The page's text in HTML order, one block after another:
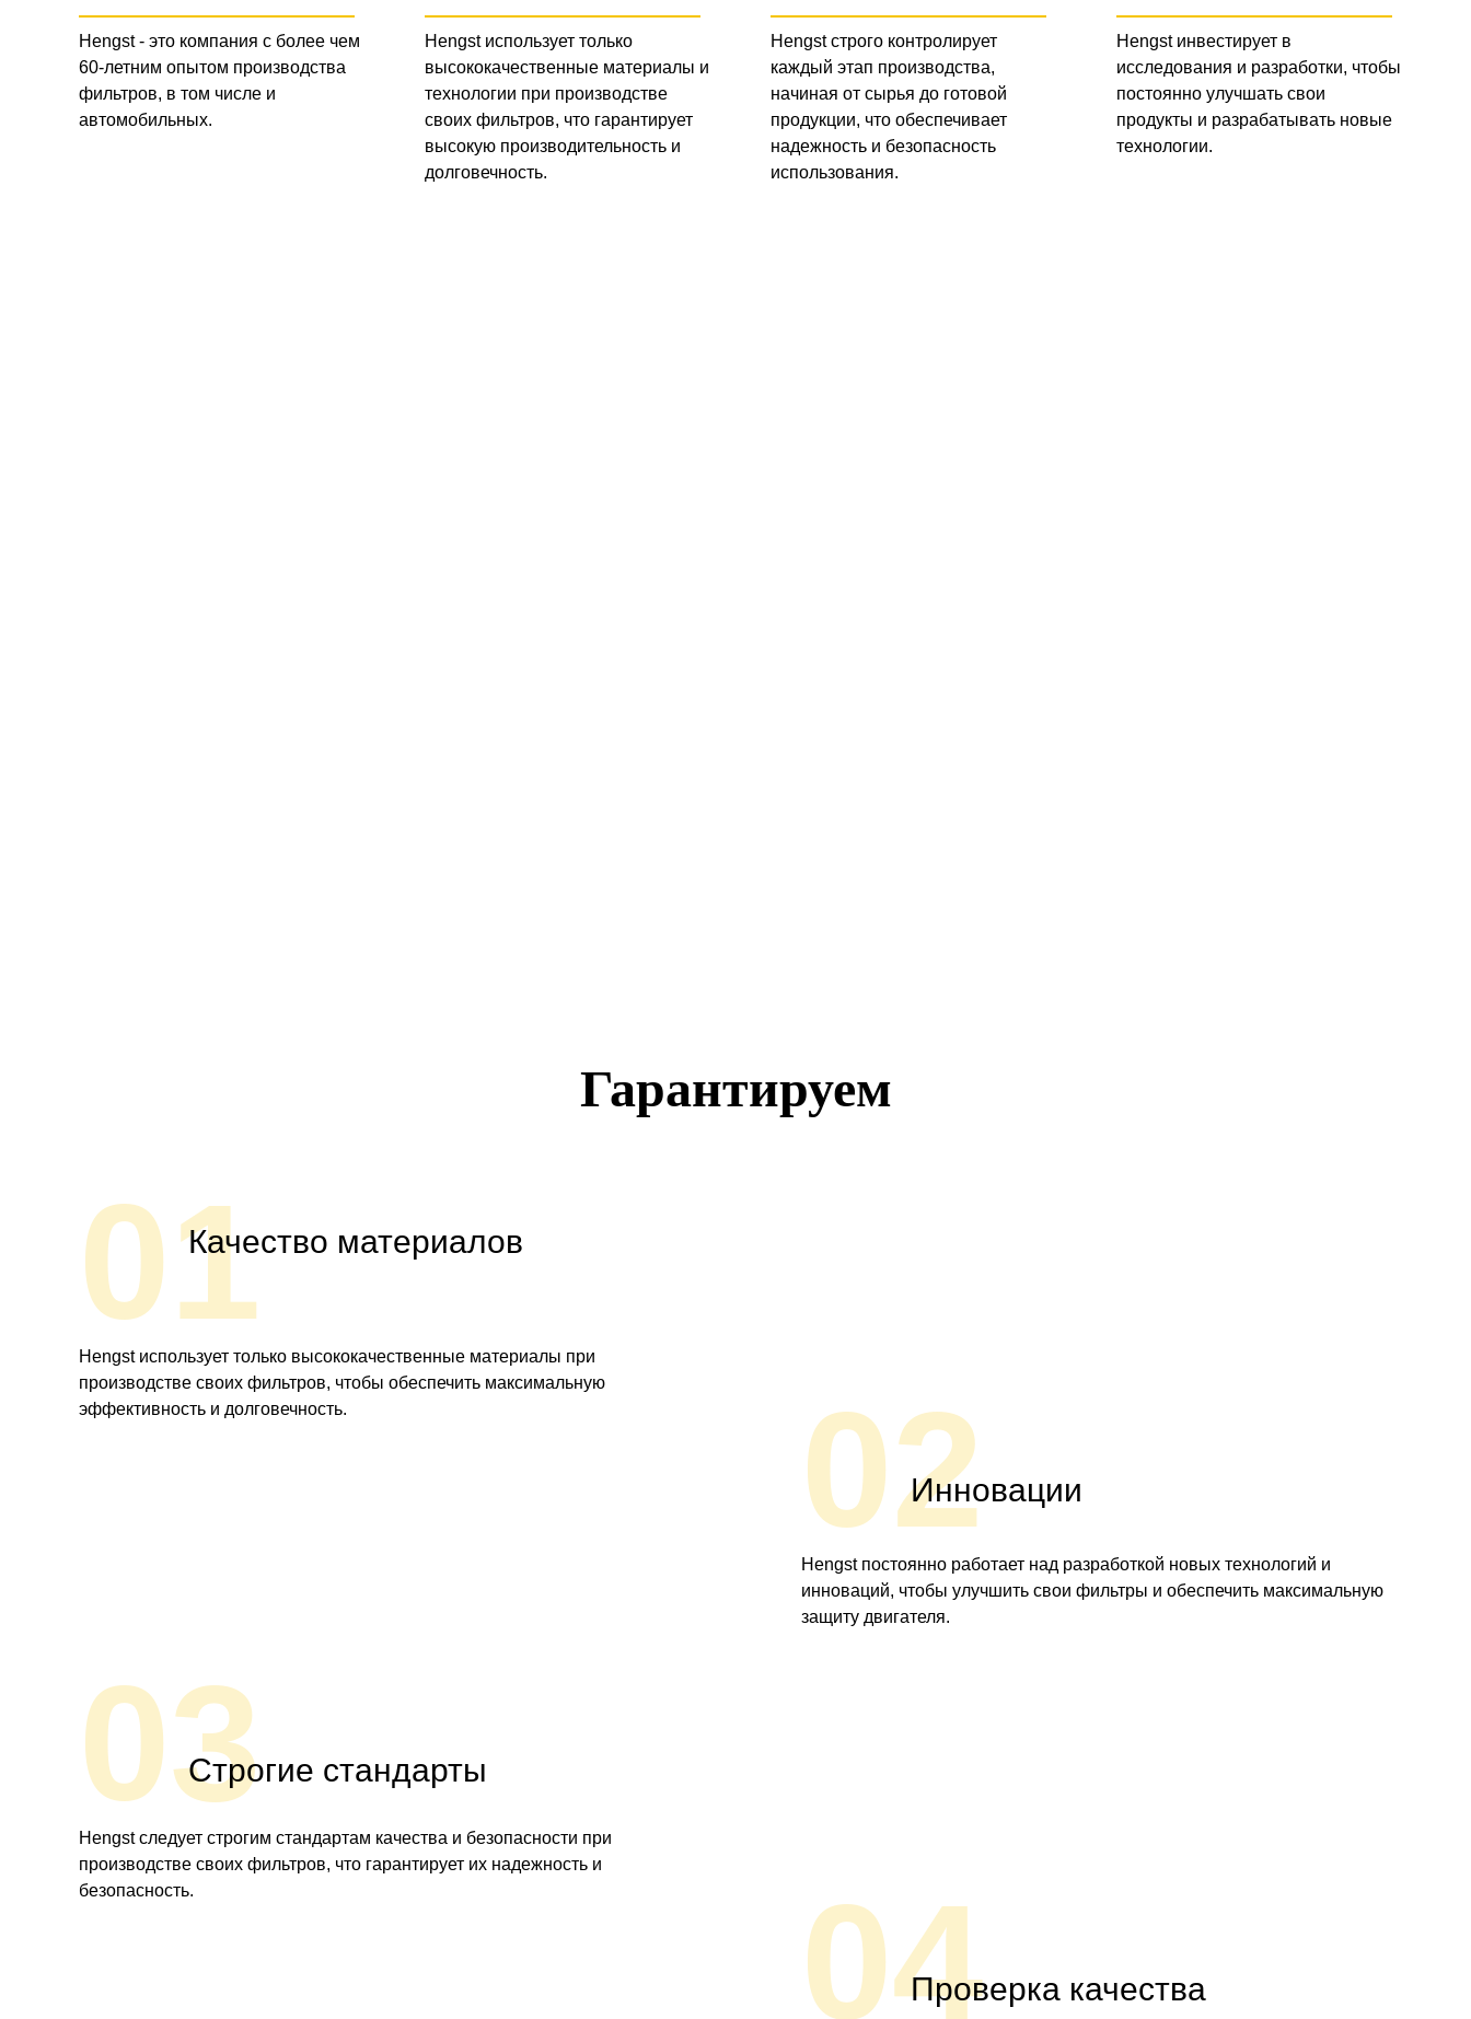
Hengst - это компания с более чем
60-летним опытом производства
фильтров, в том числе и
автомобильных.
Hengst использует только
высококачественные материалы и
технологии при производстве
своих фильтров, что гарантирует
высокую производительность и
долговечность.
Hengst строго контролирует
каждый этап производства,
начиная от сырья до готовой
продукции, что обеспечивает
надежность и безопасность
использования.
Hengst инвестирует в
исследования и разработки, чтобы
постоянно улучшать свои
продукты и разрабатывать новые
технологии.
Гарантируем
01Качество материалов
Hengst использует только высококачественные материалы при
производстве своих фильтров, чтобы обеспечить максимальную
эффективность и долговечность.
02Инновации
Hengst постоянно работает над разработкой новых технологий и
инноваций, чтобы улучшить свои фильтры и обеспечить максимальную
защиту двигателя.
03Строгие стандарты
Hengst следует строгим стандартам качества и безопасности при
производстве своих фильтров, что гарантирует их надежность и
безопасность.
04Проверка качества